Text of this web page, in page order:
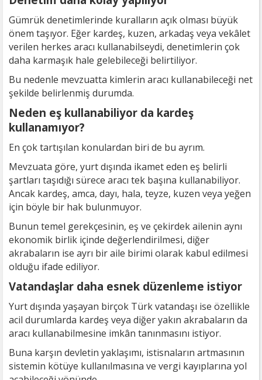
Gümrük denetimlerinde kuralların açık olması büyük
önem taşıyor. Eğer kardeş, kuzen, arkadaş veya vekâlet
verilen herkes aracı kullanabilseydi, denetimlerin çok
daha karmaşık hale gelebileceği belirtiliyor.
Bu nedenle mevzuatta kimlerin aracı kullanabileceği net
şekilde belirlenmiş durumda.
Neden eş kullanabiliyor da kardeş
kullanamıyor?
En çok tartışılan konulardan biri de bu ayrım.
Mevzuata göre, yurt dışında ikamet eden eş belirli
şartları taşıdığı sürece aracı tek başına kullanabiliyor.
Ancak kardeş, amca, dayı, hala, teyze, kuzen veya yeğen
için böyle bir hak bulunmuyor.
Bunun temel gerekçesinin, eş ve çekirdek ailenin aynı
ekonomik birlik içinde değerlendirilmesi, diğer
akrabaların ise ayrı bir aile birimi olarak kabul edilmesi
olduğu ifade ediliyor.
Vatandaşlar daha esnek düzenleme istiyor
Yurt dışında yaşayan birçok Türk vatandaşı ise özellikle
acil durumlarda kardeş veya diğer yakın akrabaların da
aracı kullanabilmesine imkân tanınmasını istiyor.
Buna karşın devletin yaklaşımı, istisnaların artmasının
sistemin kötüye kullanılmasına ve vergi kayıplarına yol